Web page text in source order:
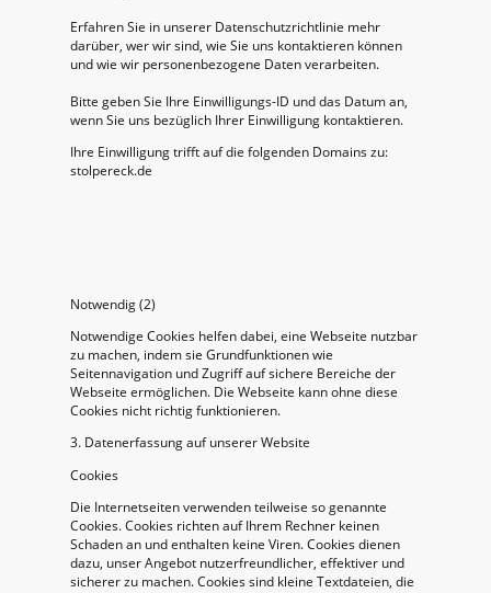
Erfahren Sie in unserer Datenschutzrichtlinie mehr
darüber, wer wir sind, wie Sie uns kontaktieren können
und wie wir personenbezogene Daten verarbeiten.
Bitte geben Sie Ihre Einwilligungs-ID und das Datum an,
wenn Sie uns bezüglich Ihrer Einwilligung kontaktieren.
Ihre Einwilligung trifft auf die folgenden Domains zu:
stolpereck.de
Notwendig (2)
Notwendige Cookies helfen dabei, eine Webseite nutzbar
zu machen, indem sie Grundfunktionen wie
Seitennavigation und Zugriff auf sichere Bereiche der
Webseite ermöglichen. Die Webseite kann ohne diese
Cookies nicht richtig funktionieren.
3. Datenerfassung auf unserer Website
Cookies
Die Internetseiten verwenden teilweise so genannte
Cookies. Cookies richten auf Ihrem Rechner keinen
Schaden an und enthalten keine Viren. Cookies dienen
dazu, unser Angebot nutzerfreundlicher, effektiver und
sicherer zu machen. Cookies sind kleine Textdateien, die